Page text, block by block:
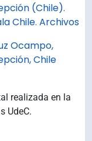
(Chile).
Chile. Archivos
Ocampo,
Chile
realizada en la
UdeC.